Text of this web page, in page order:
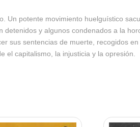
Un potente movimiento huelguístico
y algunos condenados a la
sus sentencias de muerte, recogidos
el capitalismo, la injusticia y la opresión.